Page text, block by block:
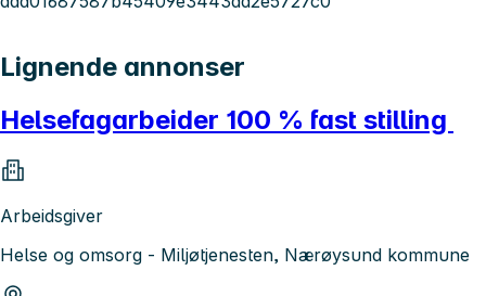
Lignende annonser
Helsefagarbeider 100 % fast stilling
Arbeidsgiver
Helse og omsorg - Miljøtjenesten, Nærøysund kommune